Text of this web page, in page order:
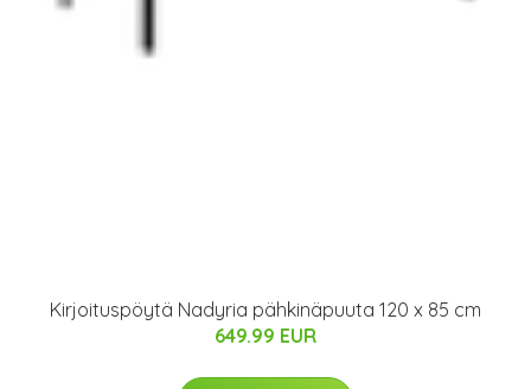
Kirjoituspöytä Nadyria pähkinäpuuta 120 x 85 cm
649.99 EUR